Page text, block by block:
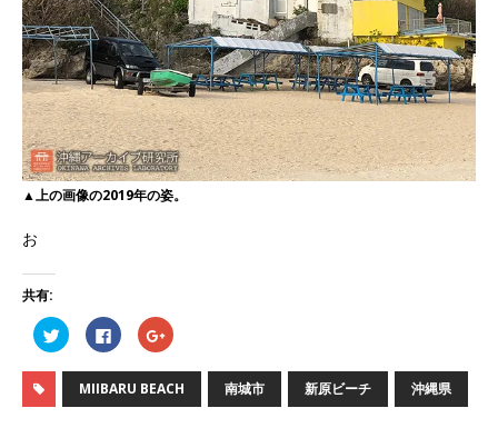
▲上の画像の2019年の姿。
お
共有:
ク
リ
ク
T
F
a
e
b
o
o
ク
リ
ク
し
て
G
MIIBARU BEACH 南城市 新原ビーチ 沖縄県